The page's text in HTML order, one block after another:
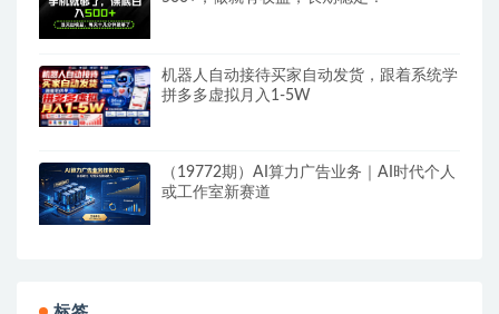
机器人自动接待买家自动发货，跟着系统学
拼多多虚拟月入1-5W
（19772期）AI算力广告业务｜AI时代个人
或工作室新赛道